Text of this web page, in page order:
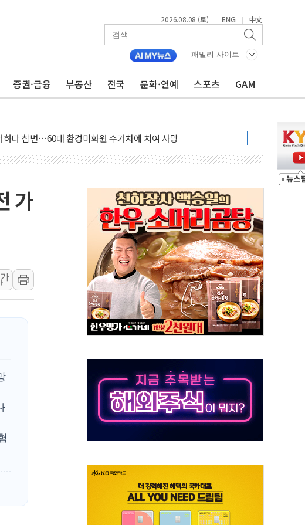
2026.08.08 (토) | ENG | 中文
패밀리 사이트
증권·금융 부동산 전국 문화·연예 스포츠 GAM
구전략 만지작…공습 한계·탄약 부족 현실화
척 시간당 최대 50㎜ 폭우…강원 동해안 강한 비 어어져
주택가서 흉기 난동…60대 남성 2명 숨져
혼 때문에 손해 보는 일 없게"…'결혼 페널티' 22개 과제 손본다
부' 피해자 기림의 날 참석..."국제적 시민 연대로 목소리 내야"
갯벌서 해루질 중 실종 60대 나흘만에 숨진 채 발견
툼 중 어머니 흉기 살해 10대 아들 체포
김민석에 '뻔뻔' 받아친 정청래…제주 연설서 신경전 고조
ISA 개편 재검토 지시…與 "적극 환영"·野 "졸속 국정"
해상 풍랑주의보…10일까지 최대 3.5m 높은 물결
온열질환 사망 23명…정부, 비상대응기구 가동
파트 부양, 수도 베이징도 부동산 규제 철폐
계곡서 수위 상승으로 피서객 7명 고립…전원 구조
일하던 90대 숨져…온열질환 여부 조사
전면허 기능시험 오전 집중 편성…체감온도 38도 넘으면 중단
'ISA·주가누르기 방지법' 전면 재검토 지시
가
가